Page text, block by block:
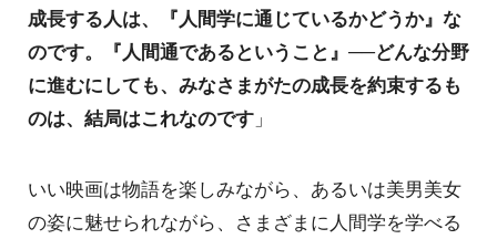
成長する人は、『人間学に通じているかどうか』な
のです。『人間通であるということ』──どんな分野
に進むにしても、みなさまがたの成長を約束するも
のは、結局はこれなのです 」
いい映画は物語を楽しみながら、あるいは美男美女
の姿に魅せられながら、さまざまに人間学を学べる